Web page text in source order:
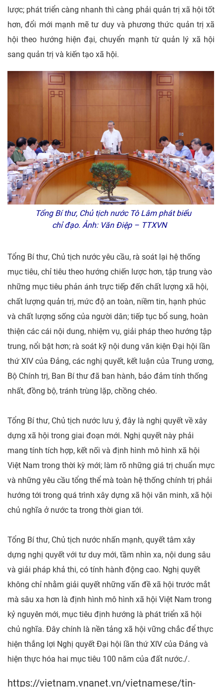
lược; phát triển càng nhanh thì càng phải quản trị xã hội tốt
hơn, đổi mới mạnh mẽ tư duy và phương thức quản trị xã
hội theo hướng hiện đại, chuyển mạnh từ quản lý xã hội
sang quản trị và kiến tạo xã hội.
Tổng Bí thư, Chủ tịch nước Tô Lâm phát biểu
chỉ đạo. Ảnh: Văn Điệp – TTXVN
Tổng Bí thư, Chủ tịch nước yêu cầu, rà soát lại hệ thống
mục tiêu, chỉ tiêu theo hướng chiến lược hơn, tập trung vào
những mục tiêu phản ánh trực tiếp đến chất lượng xã hội,
chất lượng quản trị, mức độ an toàn, niềm tin, hạnh phúc
và chất lượng sống của người dân; tiếp tục bổ sung, hoàn
thiện các cái nội dung, nhiệm vụ, giải pháp theo hướng tập
trung, nổi bật hơn; rà soát kỹ nội dung văn kiện Đại hội lần
thứ XIV của Đảng, các nghị quyết, kết luận của Trung ương,
Bộ Chính trị, Ban Bí thư đã ban hành, bảo đảm tính thống
nhất, đồng bộ, tránh trùng lặp, chồng chéo.
Tổng Bí thư, Chủ tịch nước lưu ý, đây là nghị quyết về xây
dựng xã hội trong giai đoạn mới. Nghị quyết này phải
mang tính tích hợp, kết nối và định hình mô hình xã hội
Việt Nam trong thời kỳ mới; làm rõ những giá trị chuẩn mực
và những yêu cầu tổng thể mà toàn hệ thống chính trị phải
hướng tới trong quá trình xây dựng xã hội văn minh, xã hội
chủ nghĩa ở nước ta trong thời gian tới.
Tổng Bí thư, Chủ tịch nước nhấn mạnh, quyết tâm xây
dựng nghị quyết với tư duy mới, tầm nhìn xa, nội dung sâu
và giải pháp khả thi, có tính hành động cao. Nghị quyết
không chỉ nhằm giải quyết những vấn đề xã hội trước mắt
mà sâu xa hơn là định hình mô hình xã hội Việt Nam trong
kỷ nguyên mới, mục tiêu định hướng là phát triển xã hội
chủ nghĩa. Đây chính là nền tảng xã hội vững chắc để thực
hiện thắng lợi Nghị quyết Đại hội lần thứ XIV của Đảng và
hiện thực hóa hai mục tiêu 100 năm của đất nước./.
https://vietnam.vnanet.vn/vietnamese/tin-